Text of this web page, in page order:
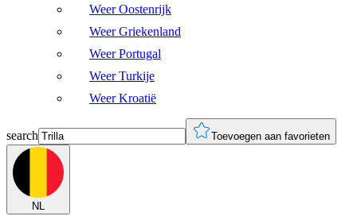
Weer Oostenrijk
Weer Griekenland
Weer Portugal
Weer Turkije
Weer Kroatië
search Toevoegen aan favorieten
NL